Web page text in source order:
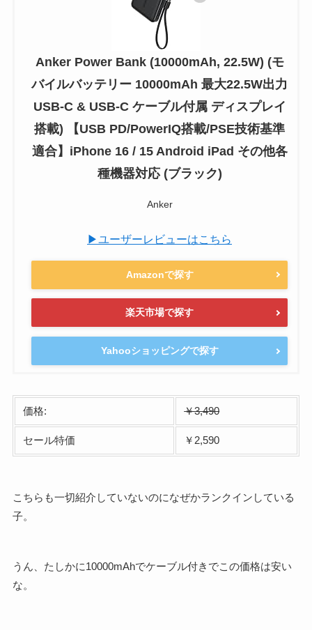
Anker Power Bank (10000mAh, 22.5W) (モ
バイルバッテリー 10000mAh 最大22.5W出力
USB-C & USB-C ケーブル付属 ディスプレイ
搭載) 【USB PD/PowerIQ搭載/PSE技術基準
適合】iPhone 16 / 15 Android iPad その他各
種機器対応 (ブラック)
Anker
▶ユーザーレビューはこちら
Amazonで探す
楽天市場で探す
Yahooショッピングで探す
価格: ￥3,490
セール特価 ￥2,590
こちらも一切紹介していないのになぜかランクインしている
子。
うん、たしかに10000mAhでケーブル付きでこの価格は安い
な。